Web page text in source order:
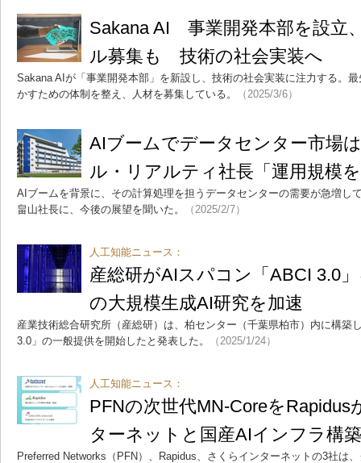
Sakana AI 事業開発本部を設立
ル募集も 技術の社会実装へ
Sakana AIが「事業開発本部」を新設し、技術の社会実装に注力する。
かすための体制を整え、人材を募集している。
（2025/3/6）
AIブームでデータセンター市場
ル・リアルティ社長「運用規模
AIブームを背景に、その計算処理を担うデータセンターの需要が急増し
畠山社長に、今後の展望を聞いた。
（2025/2/7）
人工知能ニュース：
産総研がAIスパコン「ABCI 3.0
の大規模生成AI研究を加速
産業技術総合研究所（産総研）は、柏センター（千葉県柏市）内に構築
3.0」の一般提供を開始したと発表した。
（2025/1/24）
人工知能ニュース：
PFNの次世代MN-Coreを
ターネットと国産AIインフラ構築
Preferred Networks（PFN）、Rapidus、さくらインターネットの3社は